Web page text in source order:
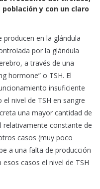
y con un claro
en la glándula
por la glándula
a través de una
hormone” o TSH. El
insuficiente
nivel de TSH en sangre
una mayor cantidad de
relativamente constante de
casos (muy poco
a una falta de producción
casos el nivel de TSH